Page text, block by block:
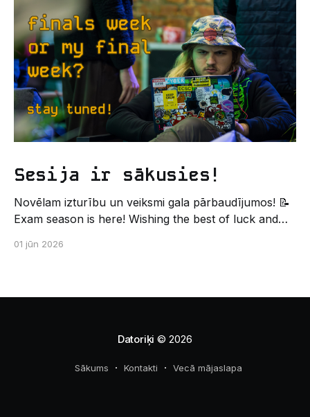
leģendāro “Sējienu”? 🐱 Šī pirmsaristoteļa nometne
palīdzēs tev iegūt pirmos draugus, ieskatu studenta
Sesija ir sākusies!
Novēlam izturību un veiksmi gala pārbaudījumos! 📝
Exam season is here! Wishing the best of luck and
pašpārvaldes komunikācijas virziens
01 jūn 2026
Datoriķi © 2026
Sākums Kontakti Vecā mājaslapa